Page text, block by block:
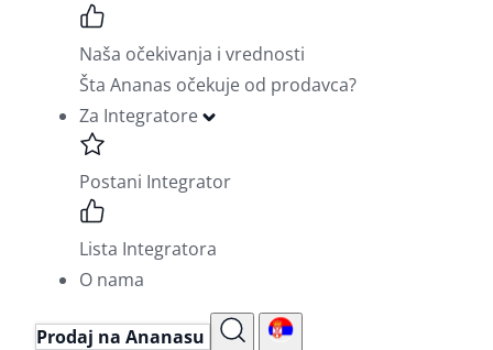
Naša očekivanja i vrednosti
Šta Ananas očekuje od prodavca?
Za Integratore
Postani Integrator
Lista Integratora
O nama
Prodaj na Ananasu